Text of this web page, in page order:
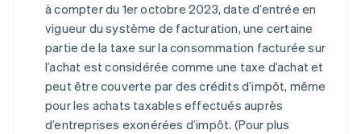
à compter du 1er octobre 2023, date d’entrée en
vigueur du système de facturation, une certaine
partie de la taxe sur la consommation facturée sur
l’achat est considérée comme une taxe d’achat et
peut être couverte par des crédits d’impôt, même
pour les achats taxables effectués auprès
d’entreprises exonérées d’impôt. (Pour plus